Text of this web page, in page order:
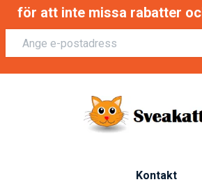
för att inte missa rabatter
Kontakt